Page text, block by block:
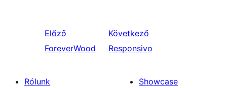
Előző
ForeverWood
Következő
Responsivo
Rólunk
Showcase